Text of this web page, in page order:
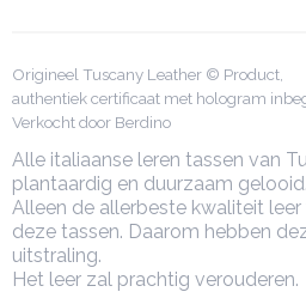
Origineel Tuscany Leather © Product,
authentiek certificaat met hologram
Verkocht door Berdino
Alle italiaanse leren tassen van
plantaardig en duurzaam gelooid.
Alleen de allerbeste kwaliteit
deze tassen. Daarom hebben
uitstraling.
Het leer zal prachtig verouderen.